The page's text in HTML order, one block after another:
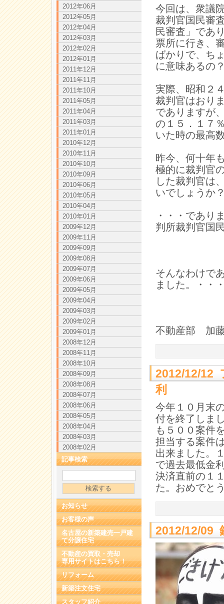
今回は、衆議
裁判官国民審
民審査」であ
票所に行き、
ばかりで、ち
に意味あるの
実際、昭和２
裁判官はおり
でありますが
の１５．１７
いた時の最高
昨今、何十年
極的に裁判官
した裁判官は
いでしょうか
・・・であり
判所裁判官国
そんなわけで
ました。・・
不動産部 加
2012/12/12
利
今年１０月末
付を終了しま
も５００案件
担当する案件
出来ました。
で過去最低金
決済直前の１
た。おめでと
2012/12/09
2012年06月
2012年05月
2012年04月
2012年03月
2012年02月
2012年01月
2011年12月
2011年11月
2011年10月
2011年05月
2011年04月
2011年03月
2011年01月
2010年12月
2010年11月
2010年10月
2010年09月
2010年06月
2010年05月
2010年04月
2010年01月
2009年12月
2009年11月
2009年09月
2009年08月
2009年07月
2009年06月
2009年05月
2009年04月
2009年03月
2009年02月
2009年01月
2008年12月
2008年11月
2008年10月
2008年09月
2008年08月
2008年07月
2008年06月
2008年05月
2008年04月
2008年03月
2008年02月
記事検索
お知らせ
お客様の声
名古屋の新築建売一戸建
て分譲住宅
不動産の買取・売却
専用サイトはこちら！
リフォーム
新築注文住宅
スタッフ紹介